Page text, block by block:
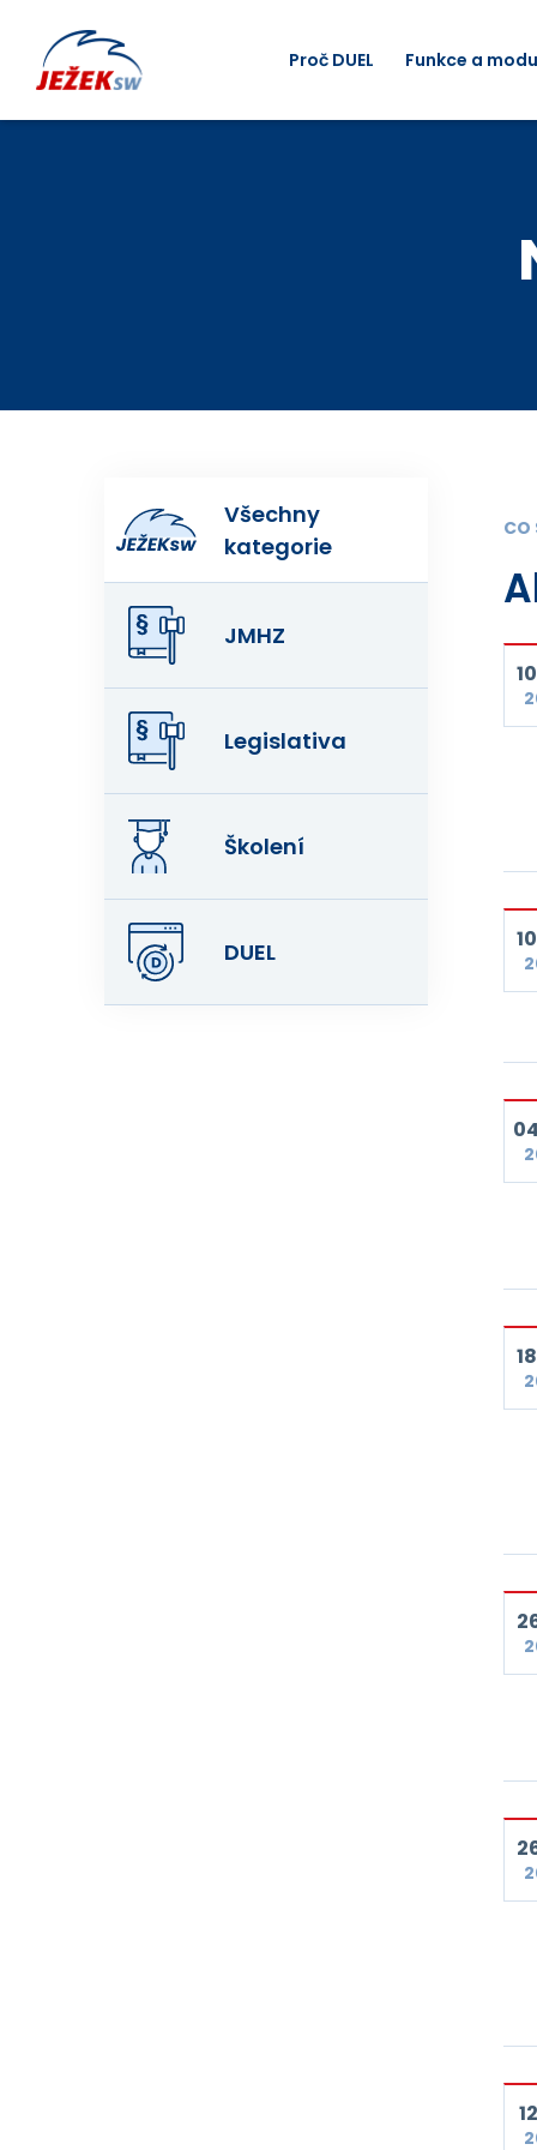
Proč DUEL Funkce a
Všechny
kategorie
JMHZ
Legislativa
Školení
DUEL
CO